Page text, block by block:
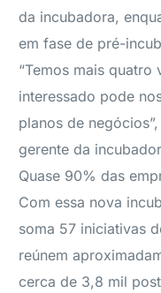
da incubadora,
em fase de pré-
“Temos mais quatro
interessado pode
planos de
gerente da
Quase 90% das
Com essa nova
soma 57 iniciativas
reúnem
cerca de 3,8 mil